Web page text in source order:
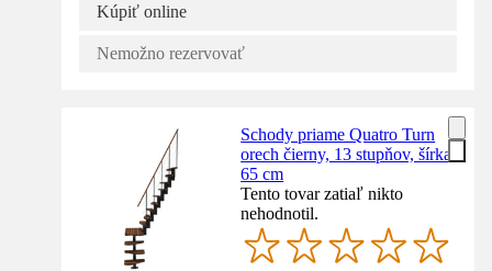
Kúpiť online
Nemožno rezervovať
Schody priame Quatro Turn
orech čierny, 13 stupňov, šírka
65 cm
Tento tovar zatiaľ nikto
nehodnotil.